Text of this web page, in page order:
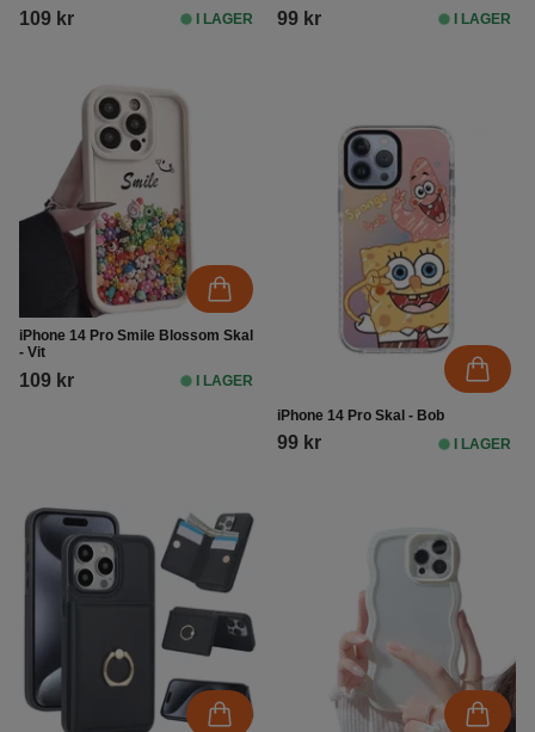
109 kr I LAGER 99 kr I LAGER
iPhone 14 Pro Smile Blossom Skal
- Vit
109 kr I LAGER
iPhone 14 Pro Skal - Bob
99 kr I LAGER